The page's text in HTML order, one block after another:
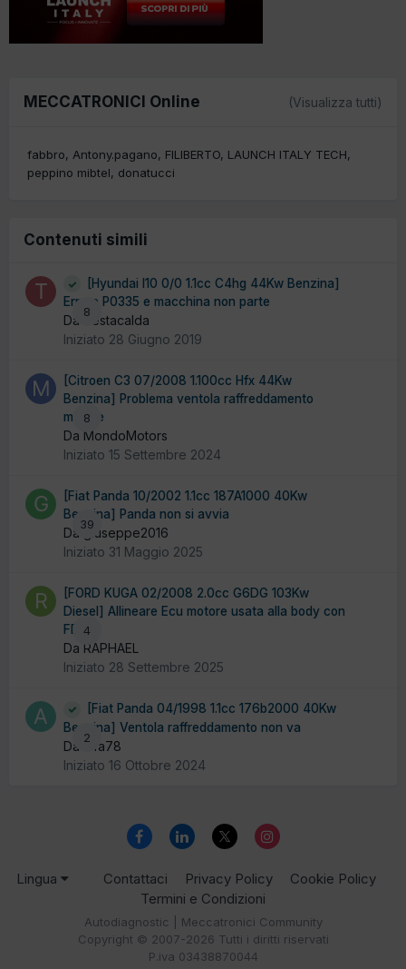
MECCATRONICI Online (Visualizza tutti)
fabbro Antony.pagano FILIBERTO LAUNCH ITALY TECH
peppino mibtel
donatucci
Contenuti simili
8
[Hyundai I10 0/0 1.1cc C4hg 44Kw Benzina]
Errore P0335 e macchina non parte
Da Testacalda
Iniziato 28 Giugno 2019
8
[Citroen C3 07/2008 1.100cc Hfx 44Kw
Benzina] Problema ventola raffreddamento
motore
Da MondoMotors
Iniziato 15 Settembre 2024
39
[Fiat Panda 10/2002 1.1cc 187A1000 40Kw
Benzina] Panda non si avvia
Da giuseppe2016
Iniziato 31 Maggio 2025
4
[FORD KUGA 02/2008 2.0cc G6DG 103Kw
Diesel] Allineare Ecu motore usata alla body con
FDRS
Da RAPHAEL
Iniziato 28 Settembre 2025
2
[Fiat Panda 04/1998 1.1cc 176b2000 40Kw
Benzina] Ventola raffreddamento non va
Da alfa78
Iniziato 16 Ottobre 2024
Lingua Contattaci Privacy Policy
Cookie Policy
Termini e Condizioni
Autodiagnostic | Meccatronici Community
Copyright © 2007-2026 Tutti i diritti riservati
P.iva 03438870044